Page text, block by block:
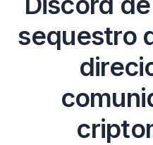
sequestro